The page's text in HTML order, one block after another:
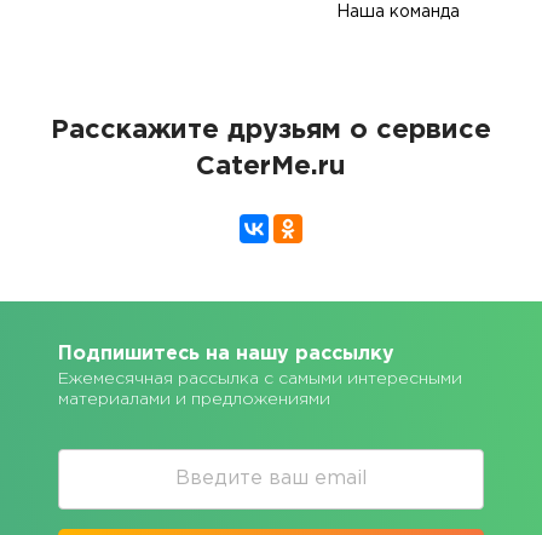
Наша команда
Расскажите друзьям о сервисе
CaterMe.ru
Подпишитесь на нашу рассылку
Ежемесячная рассылка с самыми интересными
материалами и предложениями